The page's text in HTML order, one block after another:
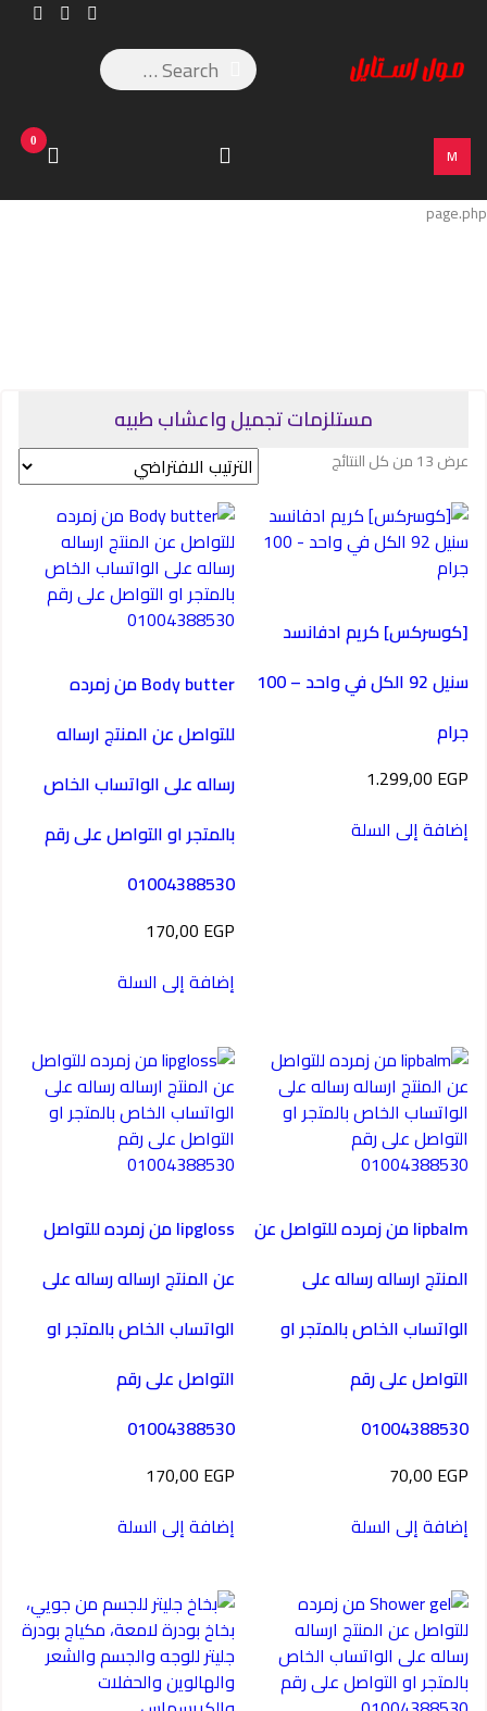
M
0
page.php
مستلزمات تجميل واعشاب طبيه
عرض ⁦13⁩ من كل النتائج
[كوسركس] كريم ادفانسد
سنيل 92 الكل في واحد – 100
جرام
1.299,00 EGP
إضافة إلى السلة
Body butter من زمرده
للتواصل عن المنتج ارساله
رساله على الواتساب الخاص
بالمتجر او التواصل على رقم
01004388530
170,00 EGP
إضافة إلى السلة
lipbalm من زمرده للتواصل عن
المنتج ارساله رساله على
الواتساب الخاص بالمتجر او
التواصل على رقم
01004388530
70,00 EGP
إضافة إلى السلة
lipgloss من زمرده للتواصل
عن المنتج ارساله رساله على
الواتساب الخاص بالمتجر او
التواصل على رقم
01004388530
170,00 EGP
إضافة إلى السلة